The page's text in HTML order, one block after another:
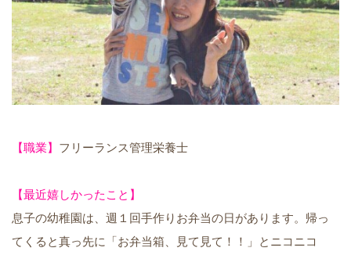
【職業】 フリーランス管理栄養士
【最近嬉しかったこと】
息子の幼稚園は、週１回手作りお弁当の日があります。帰っ
てくると真っ先に「お弁当箱、見て見て！！」とニコニコ